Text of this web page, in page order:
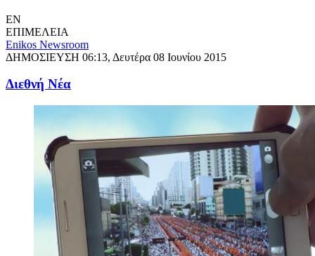
EN
ΕΠΙΜΕΛΕΙΑ
Enikos Newsroom
ΔΗΜΟΣΙΕΥΣΗ 06:13, Δευτέρα 08 Ιουνίου 2015
Διεθνή Νέα